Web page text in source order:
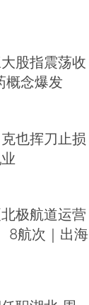
大股指震荡收
概念爆发
克也挥刀止损
极航道运营
8航次｜出海